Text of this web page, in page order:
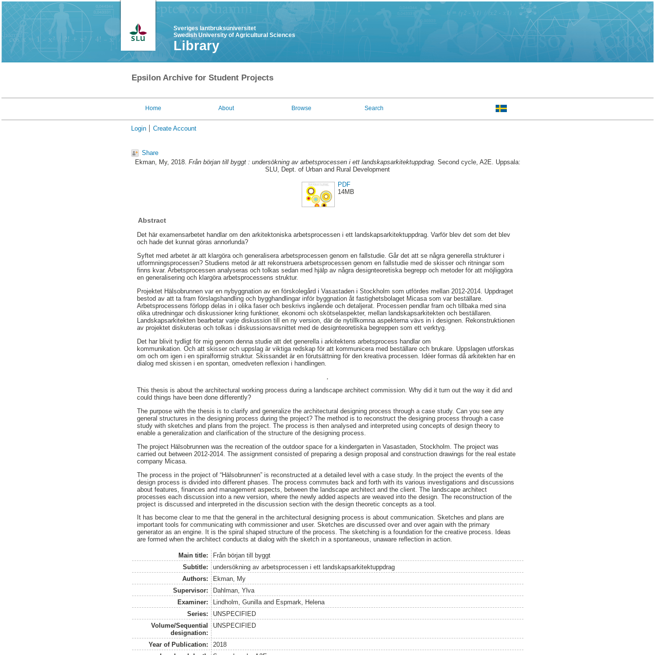
Sveriges lantbruksuniversitet
Swedish University of Agricultural Sciences
Library
Epsilon Archive for Student Projects
Home About Browse Search
Login Create Account
Share
Ekman, My, 2018. Från början till byggt : undersökning av arbetsprocessen i ett landskapsarkitektuppdrag. Second cycle, A2E. Uppsala:
SLU, Dept. of Urban and Rural Development
PDF
14MB
Abstract
Det här examensarbetet handlar om den arkitektoniska arbetsprocessen i ett landskapsarkitektuppdrag. Varför blev det som det blev
och hade det kunnat göras annorlunda?
Syftet med arbetet är att klargöra och generalisera arbetsprocessen genom en fallstudie. Går det att se några generella strukturer i
utformningsprocessen? Studiens metod är att rekonstruera arbetsprocessen genom en fallstudie med de skisser och ritningar som
finns kvar. Arbetsprocessen analyseras och tolkas sedan med hjälp av några designteoretiska begrepp och metoder för att möjliggöra
en generalisering och klargöra arbetsprocessens struktur.
Projektet Hälsobrunnen var en nybyggnation av en förskolegård i Vasastaden i Stockholm som utfördes mellan 2012-2014. Uppdraget
bestod av att ta fram förslagshandling och bygghandlingar inför byggnation åt fastighetsbolaget Micasa som var beställare.
Arbetsprocessens förlopp delas in i olika faser och beskrivs ingående och detaljerat. Processen pendlar fram och tillbaka med sina
olika utredningar och diskussioner kring funktioner, ekonomi och skötselaspekter, mellan landskapsarkitekten och beställaren.
Landskapsarkitekten bearbetar varje diskussion till en ny version, där de nytillkomna aspekterna vävs in i designen. Rekonstruktionen
av projektet diskuteras och tolkas i diskussionsavsnittet med de designteoretiska begreppen som ett verktyg.
Det har blivit tydligt för mig genom denna studie att det generella i arkitektens arbetsprocess handlar om
kommunikation. Och att skisser och uppslag är viktiga redskap för att kommunicera med beställare och brukare. Uppslagen utforskas
om och om igen i en spiralformig struktur. Skissandet är en förutsättning för den kreativa processen. Idéer formas då arkitekten har en
dialog med skissen i en spontan, omedveten reflexion i handlingen.
,
This thesis is about the architectural working process during a landscape architect commission. Why did it turn out the way it did and
could things have been done differently?
The purpose with the thesis is to clarify and generalize the architectural designing process through a case study. Can you see any
general structures in the designing process during the project? The method is to reconstruct the designing process through a case
study with sketches and plans from the project. The process is then analysed and interpreted using concepts of design theory to
enable a generalization and clarification of the structure of the designing process.
The project Hälsobrunnen was the recreation of the outdoor space for a kindergarten in Vasastaden, Stockholm. The project was
carried out between 2012-2014. The assignment consisted of preparing a design proposal and construction drawings for the real estate
company Micasa.
The process in the project of “Hälsobrunnen” is reconstructed at a detailed level with a case study. In the project the events of the
design process is divided into different phases. The process commutes back and forth with its various investigations and discussions
about features, finances and management aspects, between the landscape architect and the client. The landscape architect
processes each discussion into a new version, where the newly added aspects are weaved into the design. The reconstruction of the
project is discussed and interpreted in the discussion section with the design theoretic concepts as a tool.
It has become clear to me that the general in the architectural designing process is about communication. Sketches and plans are
important tools for communicating with commissioner and user. Sketches are discussed over and over again with the primary
generator as an engine. It is the spiral shaped structure of the process. The sketching is a foundation for the creative process. Ideas
are formed when the architect conducts at dialog with the sketch in a spontaneous, unaware reflection in action.
Main title:
Från början till byggt
Subtitle:
undersökning av arbetsprocessen i ett landskapsarkitektuppdrag
Authors:
Ekman, My
Supervisor:
Dahlman, Ylva
Examiner:
Lindholm, Gunillaand Espmark, Helena
Series:
UNSPECIFIED
Volume/Sequential
designation:
UNSPECIFIED
Year of Publication:
2018